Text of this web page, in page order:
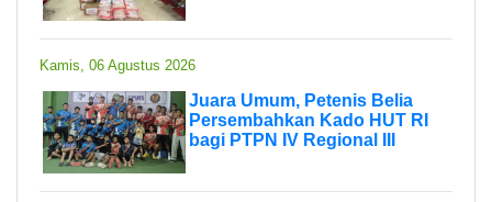
Kamis, 06 Agustus 2026
Juara Umum, Petenis Belia
Persembahkan Kado HUT RI
bagi PTPN IV Regional III